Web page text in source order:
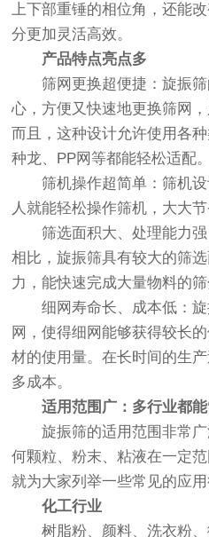
上下部重锤的相位角，还能
分更加灵活高效。
产品特点亮点多
筛网更换超便捷：旋振筛
心，方便又快速地更换筛网
而且，这种设计允许使用各
种龙、PP网等都能轻松适配。
筛机操作超简单：筛机设
人就能轻松操作筛机，大大节
筛选面积大、处理能力强
相比，旋振筛具有较大的筛
力，能快速完成大量物料的筛
细网寿命长、成本低：旋
网，使得细网能够获得较长
材的使用量。在长时间的生
多成本。
适用范围广：多行业都能
旋振筛的适用范围非常广
何颗粒、粉末、粘液在一定
就为大家列举一些常见的应用
化工行业
树脂粉、颜料、洗衣粉、